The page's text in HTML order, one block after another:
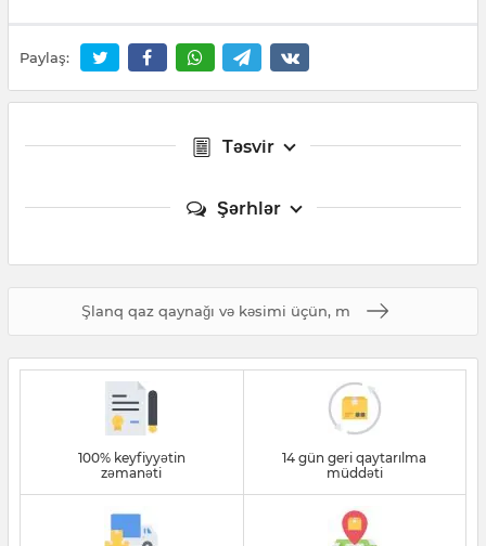
Paylaş:
Təsvir
Şərhlər
Şlanq qaz qaynağı və kəsimi üçün, m
100% keyfiyyətin
zəmanəti
14 gün geri qaytarılma
müddəti